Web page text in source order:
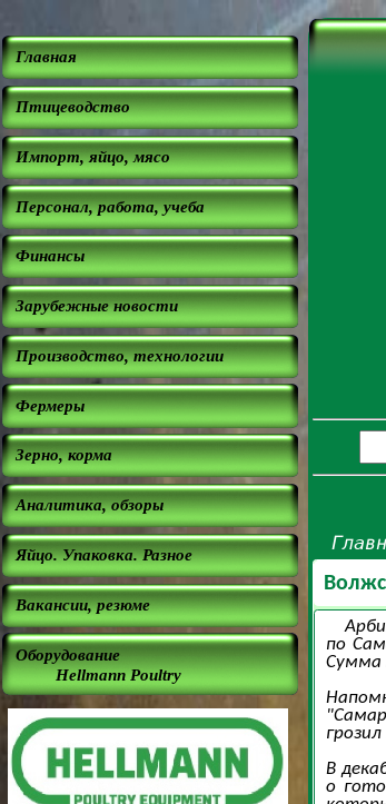
Главная
Птицеводство
Импорт, яйцо, мясо
Персонал, работа, учеба
Финансы
Зарубежные новости
Производство, технологии
Фермеры
Зерно, корма
Аналитика, обзоры
Яйцо. Упаковка. Разное
Вакансии, резюме
Оборудование
Hellmann Poultry
по
Сумма
В
о